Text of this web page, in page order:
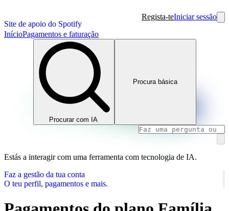
Site de apoio do Spotify
Regista-teIniciar sessão
InícioPagamentos e faturação
Procurar com IA
Procura básica
Estás a interagir com uma ferramenta com tecnologia de IA.
Faz a gestão da tua conta
O teu perfil, pagamentos e mais.